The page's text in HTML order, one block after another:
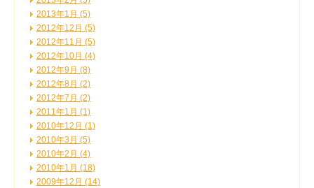
2013年1月 (5)
2012年12月 (5)
2012年11月 (5)
2012年10月 (4)
2012年9月 (8)
2012年8月 (2)
2012年7月 (2)
2011年1月 (1)
2010年12月 (1)
2010年3月 (5)
2010年2月 (4)
2010年1月 (18)
2009年12月 (14)